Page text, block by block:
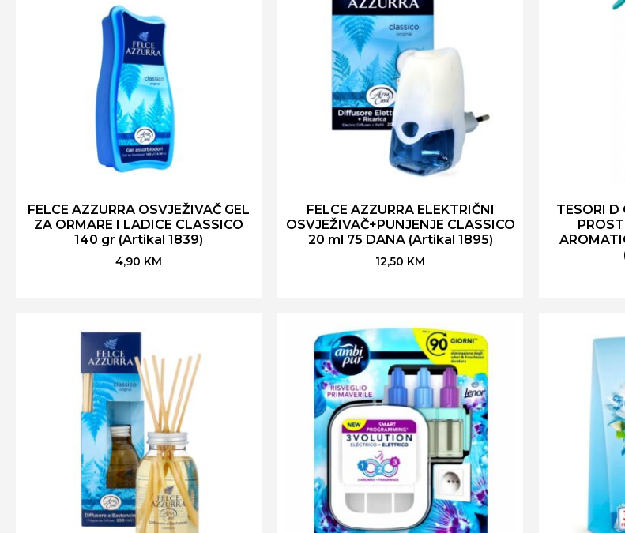
FELCE AZZURRA OSVJEŽIVAČ GEL
ZA ORMARE I LADICE CLASSICO
140 gr (Artikal 1839)
4,90 KM
FELCE AZZURRA ELEKTRIČNI
OSVJEŽIVAČ+PUNJENJE CLASSICO
20 ml 75 DANA (Artikal 1895)
12,50 KM
TESORI D